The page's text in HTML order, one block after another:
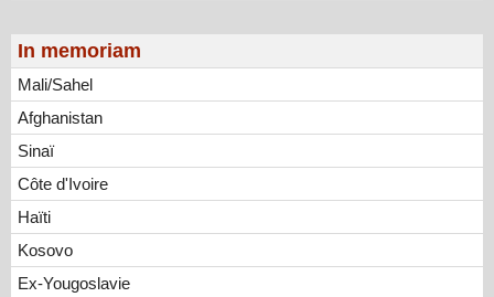
In memoriam
Mali/Sahel
Afghanistan
Sinaï
Côte d'Ivoire
Haïti
Kosovo
Ex-Yougoslavie